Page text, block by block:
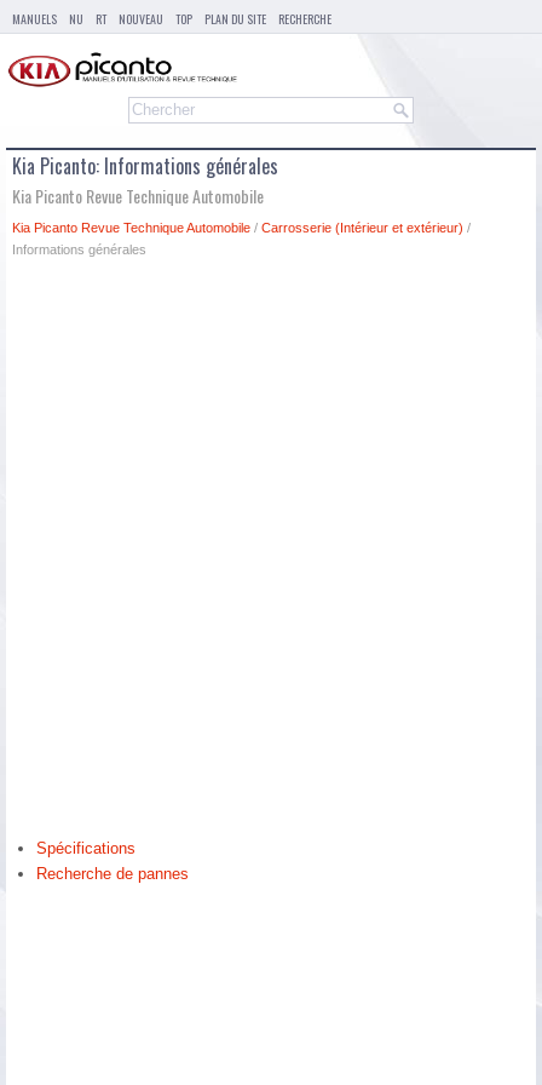
MANUELS NU RT NOUVEAU TOP PLAN DU SITE RECHERCHE
Kia Picanto: Informations générales
Kia Picanto Revue Technique Automobile
Kia Picanto Revue Technique Automobile / Carrosserie (Intérieur et extérieur) /
Informations générales
Spécifications
Recherche de pannes